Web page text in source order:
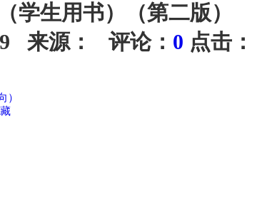
学生用书）（第二版）
来源： 评论： 0 点击：
）